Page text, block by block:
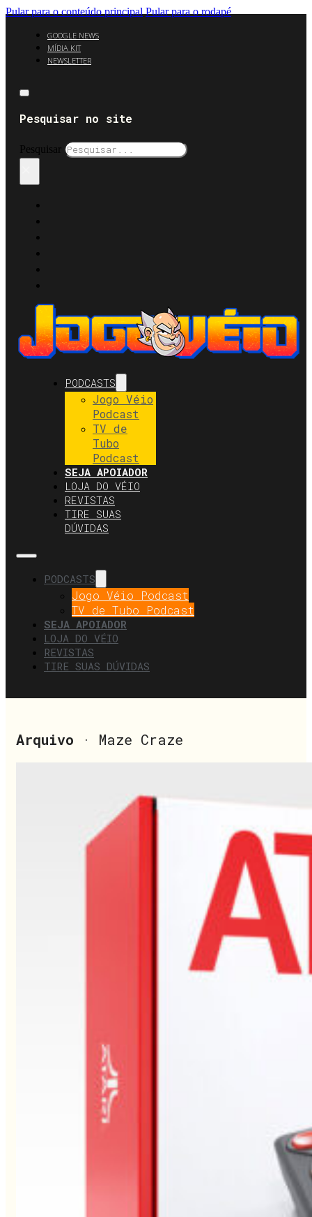
Pular para o conteúdo principal Pular para o rodapé
GOOGLE NEWS
MÍDIA KIT
NEWSLETTER
Pesquisar no site
Pesquisar
PODCASTS
Jogo Véio
Podcast
TV de
Tubo
Podcast
SEJA APOIADOR
LOJA DO VÉIO
REVISTAS
TIRE SUAS
DÚVIDAS
PODCASTS
Jogo Véio Podcast
TV de Tubo Podcast
SEJA APOIADOR
LOJA DO VÉIO
REVISTAS
TIRE SUAS DÚVIDAS
Arquivo · Maze Craze